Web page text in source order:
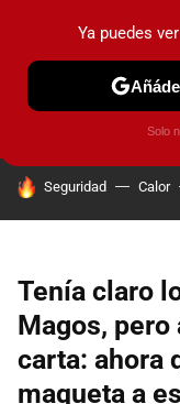
PRUEBAS
HOY SE HABLA DE
Seguridad Calor
Tenía claro
Magos, pero
carta: ahora
maqueta a
Ya puedes
Solo